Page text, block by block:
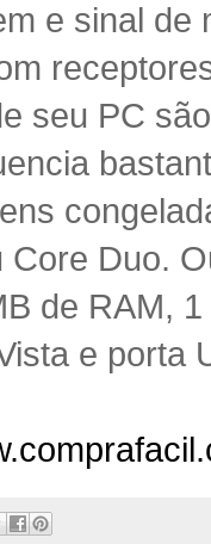
e sinal de
seu PC
Core Duo.
de RAM,
e porta